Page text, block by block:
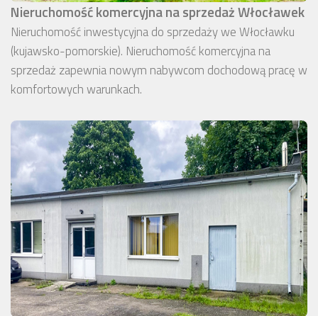
Nieruchomość komercyjna na sprzedaż Włocławek
Nieruchomość inwestycyjna do sprzedaży we Włocławku
(kujawsko-pomorskie). Nieruchomość komercyjna na
sprzedaż zapewnia nowym nabywcom dochodową pracę w
komfortowych warunkach.